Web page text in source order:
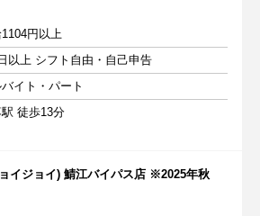
円以上
以上 シフト自由・自己申告
イト・パート
徒歩13分
イジョイ) 鯖江バイパス店 ※2025年秋